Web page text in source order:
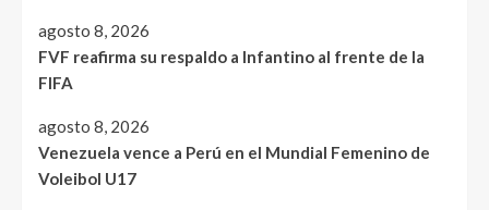
agosto 8, 2026
FVF reafirma su respaldo a Infantino al frente de la
FIFA
agosto 8, 2026
Venezuela vence a Perú en el Mundial Femenino de
Voleibol U17